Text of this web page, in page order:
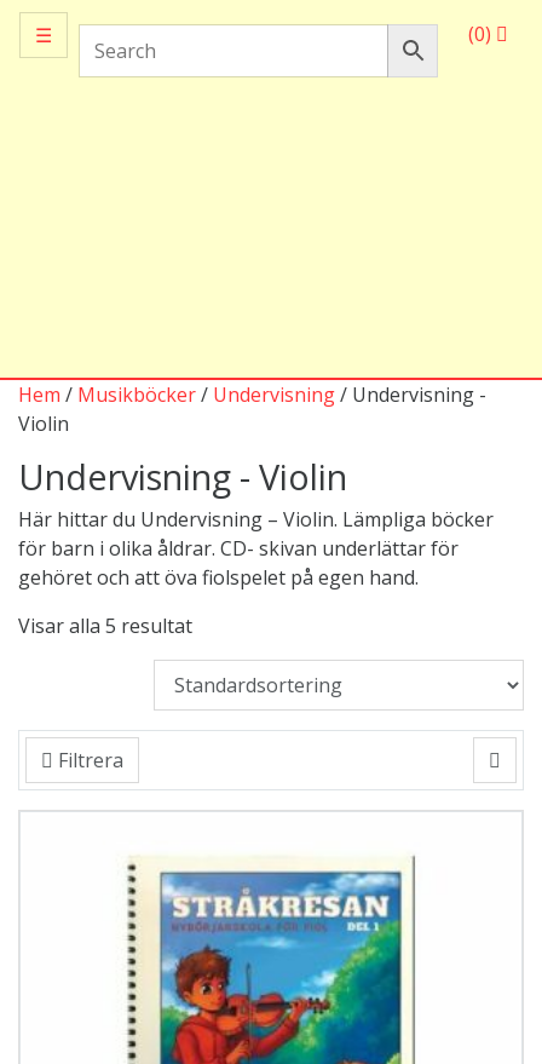
☰ (0)
Hem / Musikböcker/ Undervisning/ Undervisning -
Violin
Undervisning - Violin
Här hittar du Undervisning – Violin. Lämpliga böcker
för barn i olika åldrar. CD- skivan underlättar för
gehöret och att öva fiolspelet på egen hand.
Visar alla 5 resultat
Filtrera